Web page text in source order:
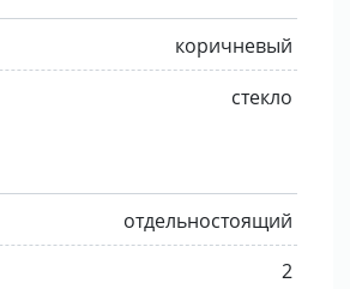
коричневый
стекло
отдельностоящий
2